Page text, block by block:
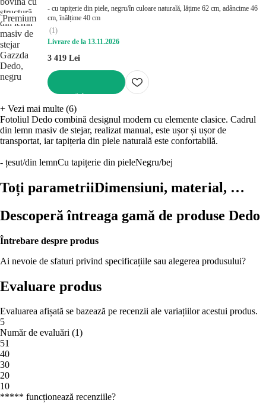
Premium
- cu tapițerie din piele, negru/în culoare naturală, lățime 62 cm, adâncime 46
cm, înălțime 40 cm
(1)
Livrare de la 13.11.2026
3 419 Lei
+ Vezi mai multe (6)
Fotoliul Dedo combină designul modern cu elemente clasice. Cadrul
din lemn masiv de stejar, realizat manual, este ușor și ușor de
transportat, iar tapițeria din piele naturală este confortabilă.
- țesut/din lemnCu tapițerie din pieleNegru/bej
Toți parametriiDimensiuni, material, …
Descoperă întreaga gamă de produse Dedo
Întrebare despre produs
Ai nevoie de sfaturi privind specificațiile sau alegerea produsului?
Evaluare produs
Evaluarea afișată se bazează pe recenzii ale variațiilor acestui produs.
5
Număr de evaluări (1)
51
40
30
20
10
***** funcționează recenziile?